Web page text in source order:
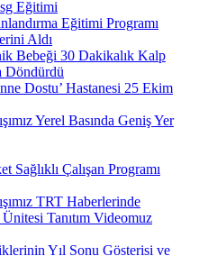
Eğitimi
Eğitimi Programı
Aldı
Bebeği 30 Dakikalık Kalp
Döndürdü
Dostu’ Hastanesi 25 Ekim
Yerel Basında Geniş Yer
Sağlıklı Çalışan Programı
TRT Haberlerinde
Tanıtım Videomuz
Yıl Sonu Gösterisi ve